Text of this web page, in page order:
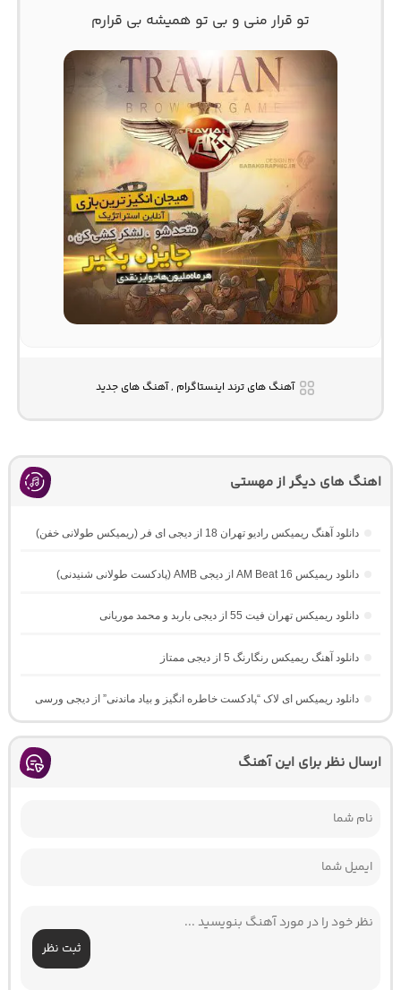
تو قرار منی و بی تو‌ همیشه بی قرارم
آهنگ های ترند اینستاگرام , آهنگ های جدید
اهنگ های دیگر از مهستی
دانلود آهنگ ریمیکس رادیو تهران 18 از دیجی ای فر (ریمیکس طولانی خفن)
دانلود ریمیکس AM Beat 16 از دیجی AMB (پادکست طولانی شنیدنی)
دانلود ریمیکس تهران فیت 55 از دیجی باربد و محمد موریانی
دانلود آهنگ ریمیکس رنگارنگ 5 از دیجی ممتاز
دانلود ریمیکس ای لاک “پادکست خاطره انگیز و بیاد ماندنی” از دیجی ورسی
ارسال نظر برای این آهنگ
ثبت نظر